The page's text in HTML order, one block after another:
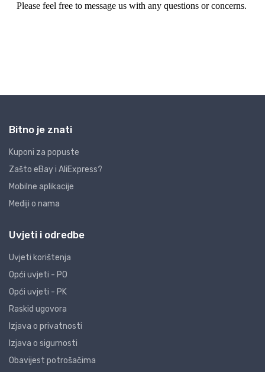
Bitno je znati
Kuponi za popuste
Zašto eBay i AliExpress?
Mobilne aplikacije
Mediji o nama
Uvjeti i odredbe
Uvjeti korištenja
Opći uvjeti - PO
Opći uvjeti - PK
Raskid ugovora
Izjava o privatnosti
Izjava o sigurnosti
Obavijest potrošačima